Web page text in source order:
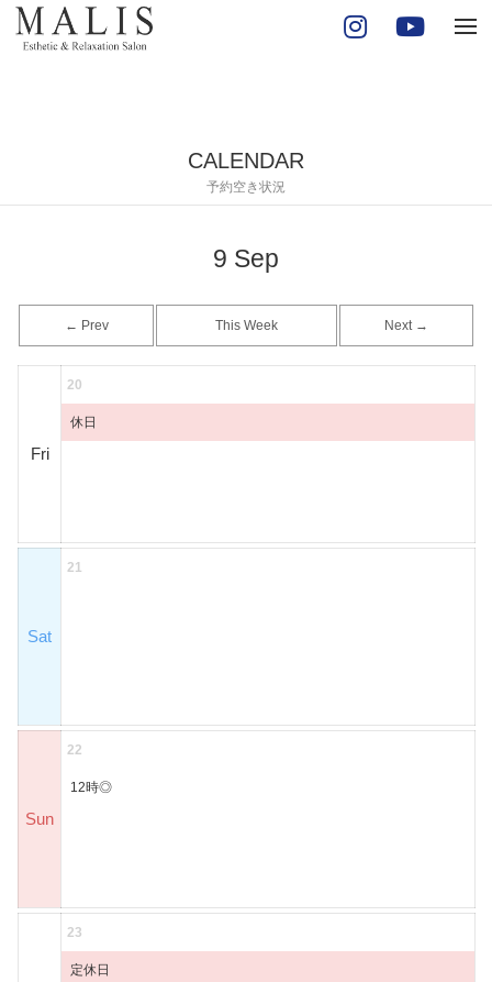
CALENDAR
予約空き状況
9 Sep
← Prev This Week Next →
Fri
20
休日
Sat
21
Sun
22
12時◎
23
定休日